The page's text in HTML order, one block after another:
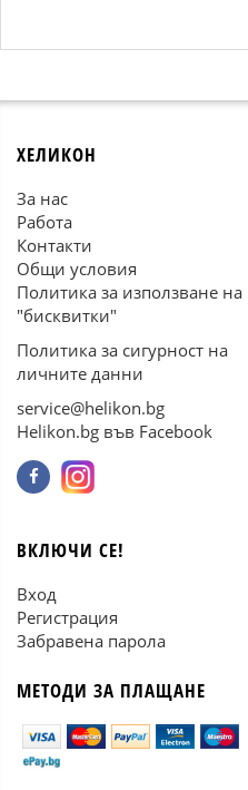
ХЕЛИКОН
За нас
Работа
Контакти
Общи условия
Политика за използване на
"бисквитки"
Политика за сигурност на
личните данни
service@helikon.bg
Helikon.bg във Facebook
ВКЛЮЧИ СЕ!
Вход
Регистрация
Забравена парола
МЕТОДИ ЗА ПЛАЩАНЕ